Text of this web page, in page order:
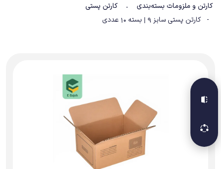
کارتن و ملزومات بسته‌بندی
-
کارتن پستی
- کارتن پستی سایز 9 | بسته 10 عددی